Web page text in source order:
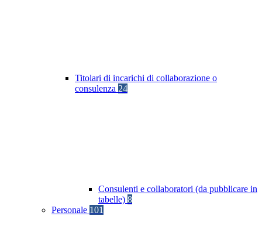
Titolari di incarichi di collaborazione o
consulenza 24
Consulenti e collaboratori (da pubblicare in
tabelle) 8
Personale 101